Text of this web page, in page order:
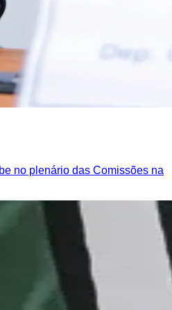
no plenário das Comissões na